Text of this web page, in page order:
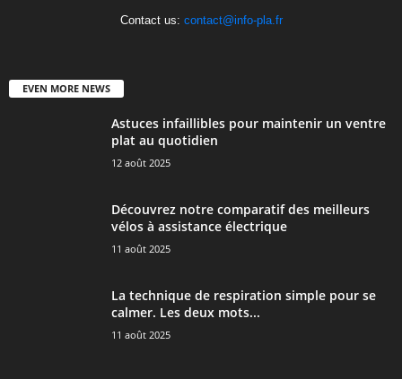
Contact us: contact@info-pla.fr
EVEN MORE NEWS
Astuces infaillibles pour maintenir un ventre
plat au quotidien
12 août 2025
Découvrez notre comparatif des meilleurs
vélos à assistance électrique
11 août 2025
La technique de respiration simple pour se
calmer. Les deux mots...
11 août 2025